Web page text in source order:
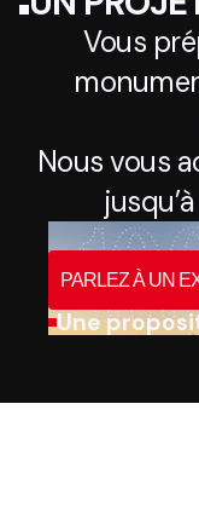
Vous
Nous vous
PARLEZ À UN
Une